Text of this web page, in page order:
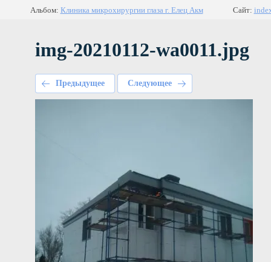
Альбом: Клиника микрохирургии глаза г. Елец Акм Сайт:
img-20210112-wa0011.jpg
Предыдущее Следующее